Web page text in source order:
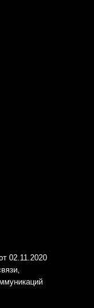
02.11.2020